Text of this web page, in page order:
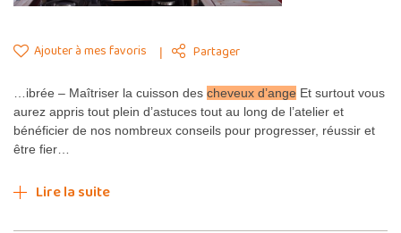
Ajouter à mes favoris Partager
…ibrée – Maîtriser la cuisson des cheveux d’ange Et surtout vous
aurez appris tout plein d’astuces tout au long de l’atelier et
bénéficier de nos nombreux conseils pour progresser, réussir et
être fier…
Lire la suite